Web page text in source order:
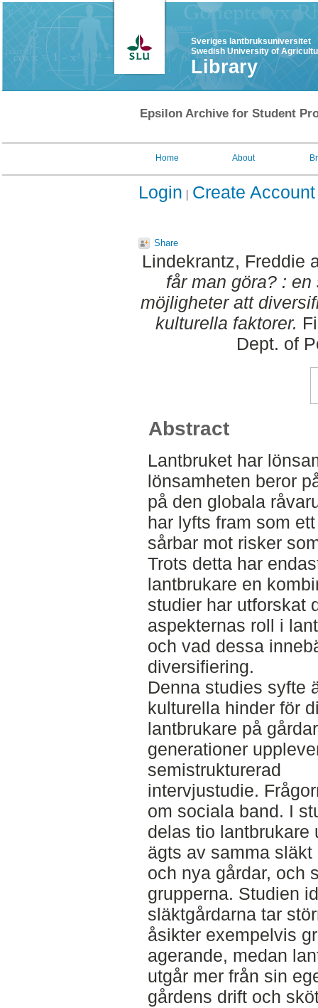
Sveriges lantbruksuniversitet
Swedish University of
Library
Epsilon Archive for Student
Home About
Login Create Account
Share
Lindekrantz, Freddie
får man göra? :
möjligheter att
kulturella faktorer.
Dept. of
Abstract
Lantbruket har
lönsamheten beror
på den globala
har lyfts fram som
sårbar mot risker
Trots detta har
lantbrukare en
studier har utforskat
aspekternas roll i
och vad dessa
diversifiering.
Denna studies syfte
kulturella hinder för
lantbrukare på
generationer
semistrukturerad
intervjustudie.
om sociala band. I
delas tio lantbrukare
ägts av samma
och nya gårdar, och
grupperna. Studien
släktgårdarna tar
åsikter exempelvis
agerande, medan
utgår mer från sin
gårdens drift och